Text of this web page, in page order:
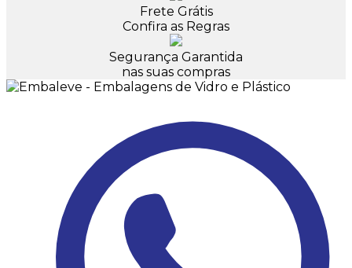
Frete Grátis
Confira as Regras
Segurança Garantida
nas suas compras